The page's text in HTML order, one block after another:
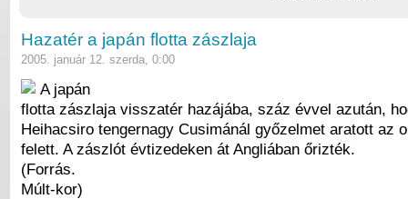
Hazatér a japán flotta zászlaja
2005. január 12. szerda, 0:00
A japán
flotta zászlaja visszatér hazájába, száz évvel azután,
Heihacsiro tengernagy Cusimánál győzelmet aratott az
felett. A zászlót évtizedeken át Angliában őrizték.
(Forrás.
Múlt-kor)